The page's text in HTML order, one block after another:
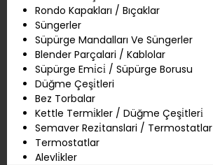
Rondo Kapakları / Bıçaklar
Süngerler
Süpürge Mandalları Ve Süngerler
Blender Parçalari / Kablolar
Süpürge Emi̇ci̇ / Süpürge Borusu
Düğme Çeşi̇tleri
Bez Torbalar
Kettle Termi̇kler / Düğme Çeşi̇tleri̇
Semaver Rezi̇tanslari / Termostatlar
Termostatlar
Alevli̇kler